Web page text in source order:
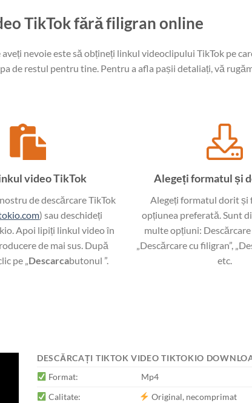
TikTok fără filigran online
nevoie este să obțineți linkul videoclipului TikTok pe
de restul pentru tine. Pentru a afla pașii detaliați, vă
video TikTok
de descărcare TikTok
) sau deschideți
Apoi lipiți linkul video în
de mai sus. După
pe „Descarcabutonul ”.
Alegeți formatul și
Alegeți formatul dorit și
opțiunea preferată. Sunt
multe opțiuni:
„Descărcare cu filigran”,
etc.
DESCĂRCAȚI TIKTOK VIDEO TIKTOKIO
Format:
Mp4
Calitate:
Original, necomprimat